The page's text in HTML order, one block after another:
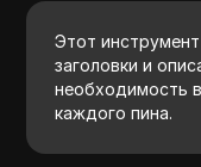
Этот
заголовки и
необходимость
каждого пина.